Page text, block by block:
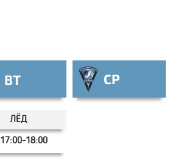
ВТ
ЛЁД
17:00-18:00
СР